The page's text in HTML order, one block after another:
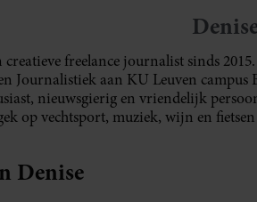
creatieve freelance journalist sinds
Journalistiek aan KU Leuven
nieuwsgierig en vriendelijk
op vechtsport, muziek, wijn en
Denise